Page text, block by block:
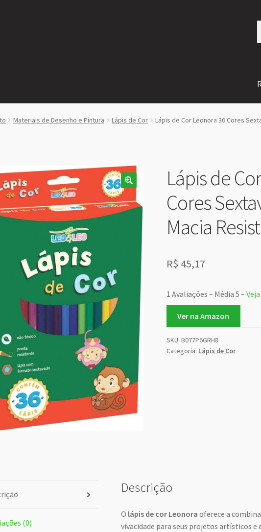
Materiais de Desenho e Pintura Lápis de Cor Lápis de Cor Leonora 36 Cores
Lápis de
Cores
Macia
R$ 45,17
1 Avaliações – Média 5 –
Ver na Amazon
SKU: B077P6GRH8
Categoria: Lápis de Cor
(0)
Descrição
O lápis de cor Leonora oferece a
vivacidade para seus projetos artísticos e